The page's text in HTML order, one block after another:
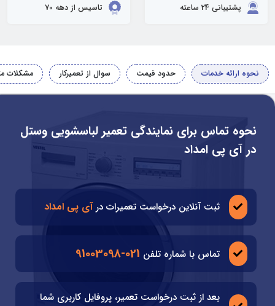
پشتیبانی 24 ساعته تاسیس از دهه 70
نحوه ارائه خدمات حدود قیمت سوال از تعمیرکار مشکلات
نحوه تماس برای نمایندگی تعمیر لباسشویی وستل
در آی پی امداد
ثبت آنلاین درخواست تعمیرات درآی پی امداد
تماس با شماره تلفن 021-91003098
بعد از ثبت درخواست تعمیر، پروفایل کاربری شما